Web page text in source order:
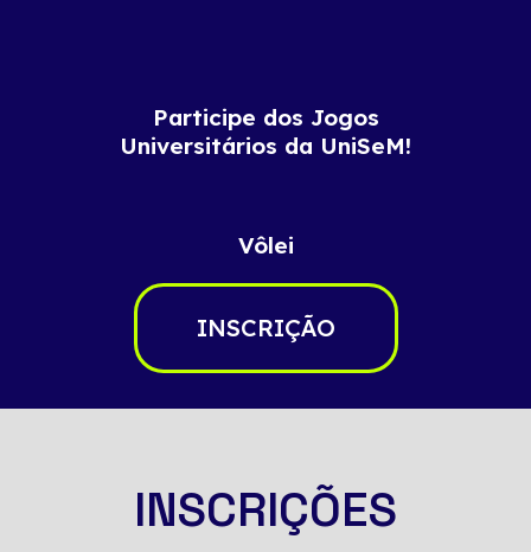
Participe dos Jogos
Universitários da UniSeM!
Vôlei
INSCRIÇÃO
INSCRIÇÕES